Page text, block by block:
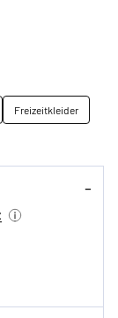
Freizeitkleider